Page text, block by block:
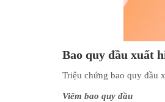
Bao quy đầu xuất
Triệu chứng bao quy đầu
Viêm bao quy đầu